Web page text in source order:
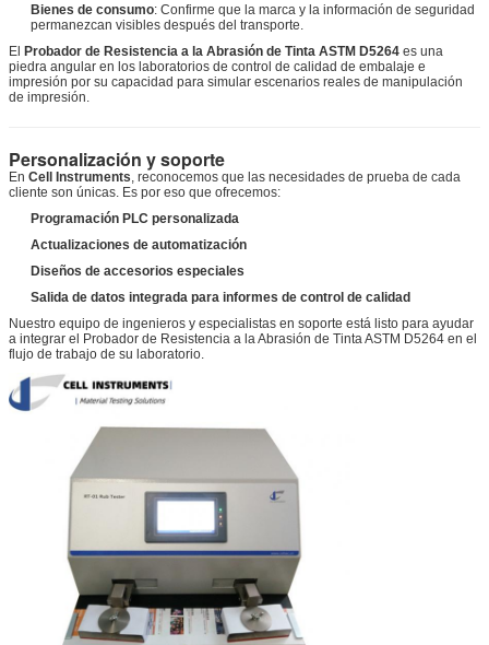
Bienes de consumo: Confirme que la marca y la información de seguridad
permanezcan visibles después del transporte.
El Probador de Resistencia a la Abrasión de Tinta ASTM D5264 es una
piedra angular en los laboratorios de control de calidad de embalaje e
impresión por su capacidad para simular escenarios reales de manipulación
de impresión.
Personalización y soporte
En Cell Instruments, reconocemos que las necesidades de prueba de cada
cliente son únicas. Es por eso que ofrecemos:
Programación PLC personalizada
Actualizaciones de automatización
Diseños de accesorios especiales
Salida de datos integrada para informes de control de calidad
Nuestro equipo de ingenieros y especialistas en soporte está listo para ayudar
a integrar el Probador de Resistencia a la Abrasión de Tinta ASTM D5264 en el
flujo de trabajo de su laboratorio.